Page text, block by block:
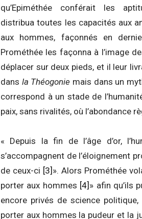
qu’Epiméthée conférait les
distribua toutes les capacités aux
aux hommes, façonnés en
Prométhée les façonna à l’image
déplacer sur deux pieds, et il leur
dans la Théogonie mais dans un
correspond à un stade de
paix, sans rivalités, où l’abondance
« Depuis la fin de l’âge d’or,
s’accompagnent de l’éloignement
de ceux-ci [3] ». Alors Prométhée
porter aux hommes [4] » afin qu’ils
encore privés de science
porter aux hommes la pudeur et la